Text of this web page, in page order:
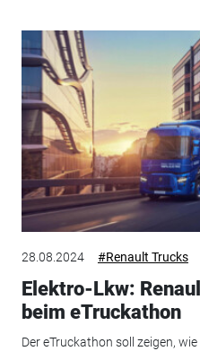
28.08.2024 #Renault Trucks
Elektro-Lkw:
beim eTruckathon
Der eTruckathon soll zeigen,